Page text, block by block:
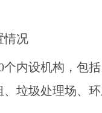
情况
个内设机构，包
垃圾处理场、